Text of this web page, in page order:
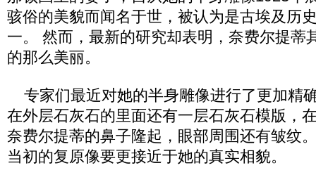
骇俗的美貌而闻名于世，被认为是古埃及历
一。 然而，最新的研究却表明，奈费尔提蒂
的那么美丽。
专家们最近对她的半身雕像进行了更加精
在外层石灰石的里面还有一层石灰石模版，
奈费尔提蒂的鼻子隆起，眼部周围还有皱纹
当初的复原像要更接近于她的真实相貌。